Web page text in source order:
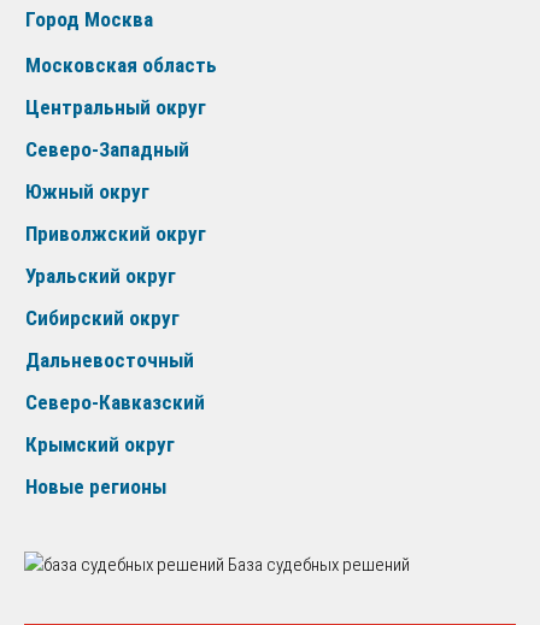
Город Москва
Московская область
Центральный округ
Северо-Западный
Южный округ
Приволжский округ
Уральский округ
Сибирский округ
Дальневосточный
Северо-Кавказский
Крымский округ
Новые регионы
База судебных решений